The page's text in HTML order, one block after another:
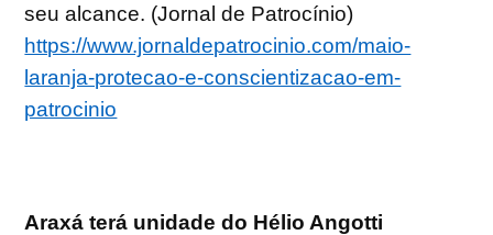
seu alcance. (Jornal de Patrocínio)
https://www.jornaldepatrocinio.com/maio-
laranja-protecao-e-conscientizacao-em-
patrocinio
Araxá terá unidade do Hélio Angotti